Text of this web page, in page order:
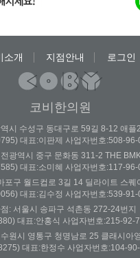
소개 지점안내 로그인
코비한의원
시 수성구 동대구로 59길 8-12 애플
대표:이판제 사업자번호:508-96-
광역시 중구 문화동 311-2 THE
대표:소미혜 사업자번호:117-96-
포구 월드컵로 3길 14 딜라이트 스퀘
대표:김수정 사업자번호:539-91-
: 서울시 송파구 석촌동 272-24번지
대표:안홍식 사업자번호:215-92-
원시 영통구 청명남로 25 클래시아
대표:한정수 사업자번호:104-